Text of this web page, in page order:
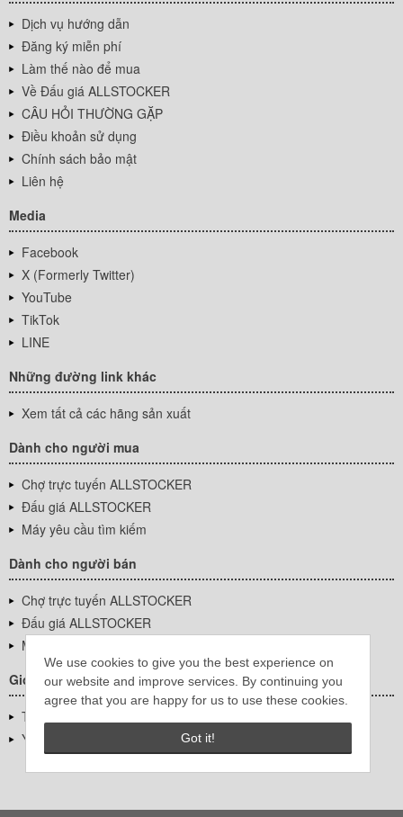
We use cookies to give you the best experience on
our website and improve services. By continuing you
agree that you are happy for us to use these cookies.
Got it!
Dịch vụ hướng dẫn
Đăng ký miễn phí
Làm thế nào để mua
Về Đấu giá ALLSTOCKER
CÂU HỎI THƯỜNG GẶP
Điều khoản sử dụng
Chính sách bảo mật
Liên hệ
Media
Facebook
X (Formerly Twitter)
YouTube
TikTok
LINE
Những đường link khác
Xem tất cả các hãng sản xuất
Dành cho người mua
Chợ trực tuyến ALLSTOCKER
Đấu giá ALLSTOCKER
Máy yêu cầu tìm kiếm
Dành cho người bán
Chợ trực tuyến ALLSTOCKER
Đấu giá ALLSTOCKER
Máy yêu cầu tìm kiếm
Giới thiệu công ty
Thông tin về doanh nghiệp
YUTAKA Inc.